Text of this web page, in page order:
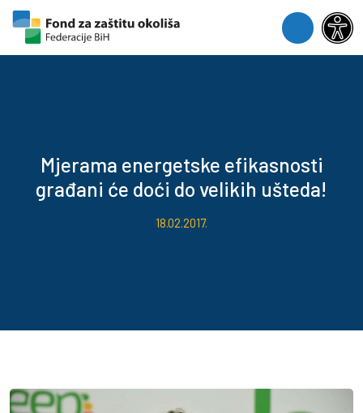
Skip to content
Skip to footer
Menu
Mjerama energetske efikasnosti
građani će doći do velikih ušteda!
18.02.2017.